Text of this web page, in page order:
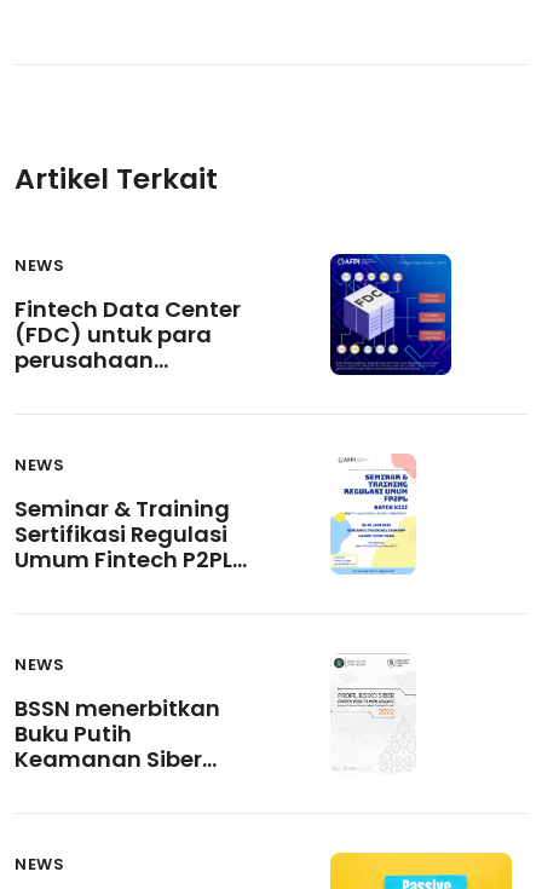
Artikel Terkait
NEWS
Fintech Data Center
(FDC) untuk para
perusahaan
NEWS
Seminar & Training
Sertifikasi Regulasi
Umum Fintech P2PL
NEWS
BSSN menerbitkan
Buku Putih
Keamanan Siber
NEWS